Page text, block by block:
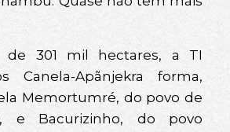
301 mil hectares, a TI
Canela-Apãnjekra forma,
Memortumré, do povo de
e Bacurizinho, do povo